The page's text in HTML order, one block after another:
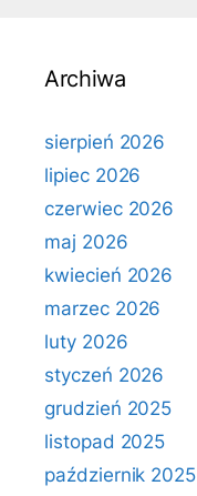
Archiwa
sierpień 2026
lipiec 2026
czerwiec 2026
maj 2026
kwiecień 2026
marzec 2026
luty 2026
styczeń 2026
grudzień 2025
listopad 2025
październik 2025